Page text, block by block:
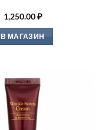
1,250.00₽
В МАГАЗИН